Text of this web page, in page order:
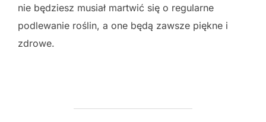
nie będziesz musiał martwić się o regularne
podlewanie roślin, a one będą zawsze piękne i
zdrowe.